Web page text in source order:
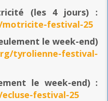
(les 4 jours) :
festival-25
le week-end)
tyrolienne-festival-
le week-end) :
festival-25